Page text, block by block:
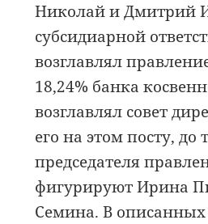
Николай и Дмитрий
субсидиарной
возглавлял
18,24% банка
возглавлял совет
его на этом посту, до
председателя
фигурируют Ирина
Семина. В